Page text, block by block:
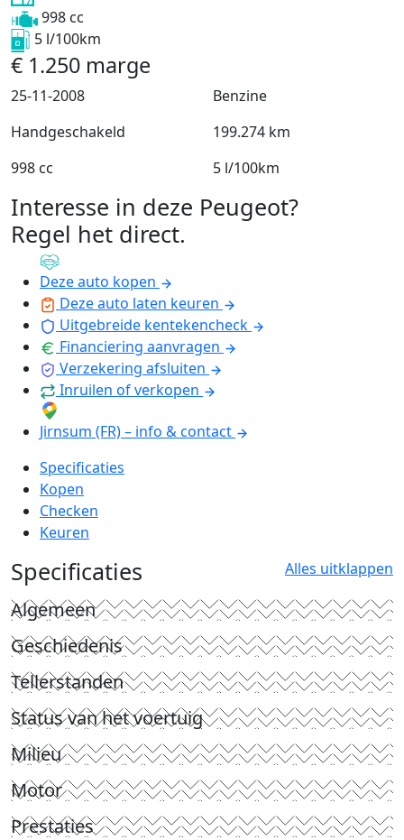
998 cc
5 l/100km
€ 1.250 marge
25-11-2008
Benzine
Handgeschakeld
199.274 km
998 cc
5 l/100km
Interesse in deze Peugeot?
Regel het direct.
Deze auto kopen
Deze auto laten keuren
Uitgebreide kentekencheck
Financiering aanvragen
Verzekering afsluiten
Inruilen of verkopen
Jirnsum (FR) – info & contact
Specificaties
Kopen
Checken
Keuren
Specificaties Alles uitklappen
Algemeen
Geschiedenis
Tellerstanden
Status van het voertuig
Milieu
Motor
Prestaties